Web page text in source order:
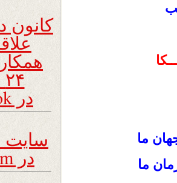
ما
ما
کانون
۲۴ ساعت
در Facebook
در Instagram